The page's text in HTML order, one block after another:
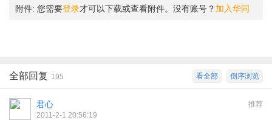
附件: 您需要登录才可以下载或查看附件。没有账号？ 加入华同
倒序浏览
看全部
全部回复 195
推荐
君心
2011-2-1 20:56:19